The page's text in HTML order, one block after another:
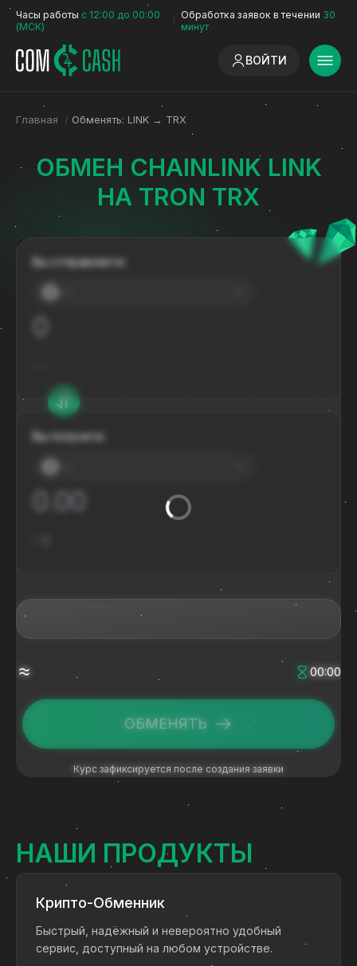
Часы работы с 12:00 до 00:00
(МСК)
Обработка заявок в течении 30
минут
ВОЙТИ
Главная / Обменять: LINK → TRX
ОБМЕН CHAINLINK LINK
НА TRON TRX
Вы отправляете:
Вы получите:
≈ 00:00
ОБМЕНЯТЬ
Курс зафиксируется после создания заявки
НАШИ ПРОДУКТЫ
Крипто-Обменник
Быстрый, надёжный и невероятно удобный
сервис, доступный на любом устройстве.